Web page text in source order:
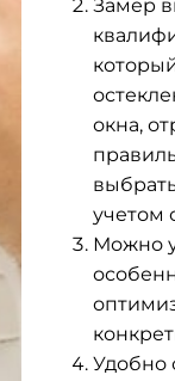
Замер
окна,
учетом
Можно
Удобно